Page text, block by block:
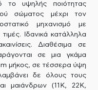
το υψηλής ποιότητας
σώματος μέχρι τον
μηχανισμό με
Ιδανικά κατάλληλα
Διαθέσιμα σε
σε μια γκάμα
μήκος, σε τέσσερα ύψη
δε όλους τους
μαιάνδρων (11Κ, 22Κ,